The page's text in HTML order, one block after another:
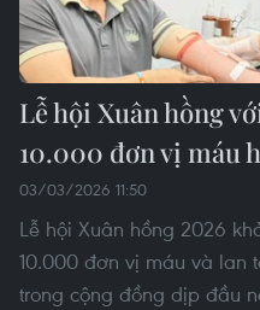
Lễ hội Xuân hồng
10.000 đơn vị máu
03/03/2026 11:50
Lễ hội Xuân hồng 2026
10.000 đơn vị máu và lan
trong cộng đồng dịp đầu